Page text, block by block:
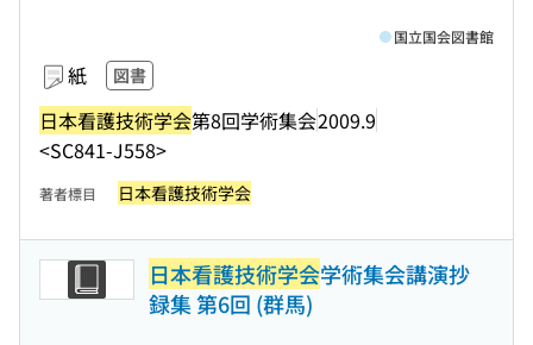
紙 図書
日本看護技術学会第8回学術集会2009.9
<SC841-J558>
国立国会図書館
著者標目 日本看護技術学会
日本看護技術学会学術集会講演抄
録集 第6回 (群馬)